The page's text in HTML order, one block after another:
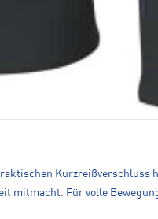
Kurzreißverschluss
Für volle